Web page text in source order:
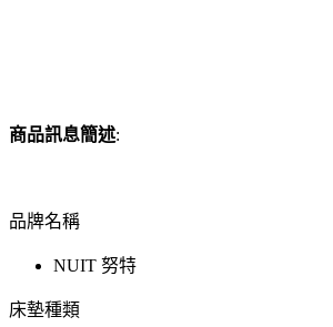
商品訊息簡述:
品牌名稱
NUIT 努特
床墊種類